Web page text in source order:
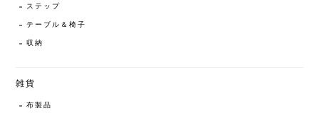
ステップ
テーブル＆椅子
収納
雑貨
布製品